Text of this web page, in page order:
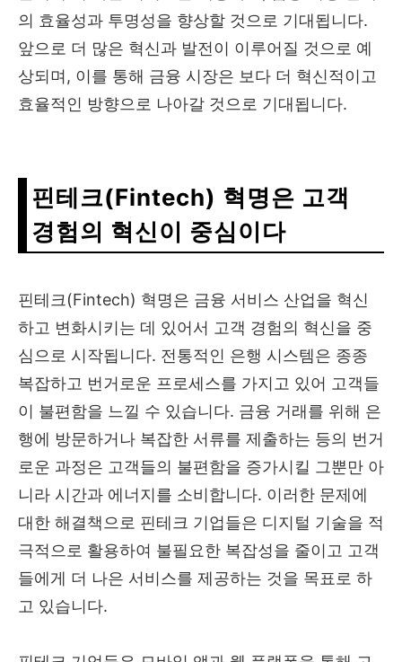
의 효율성과 투명성을 향상할 것으로 기대됩니다.
앞으로 더 많은 혁신과 발전이 이루어질 것으로 예
상되며, 이를 통해 금융 시장은 보다 더 혁신적이고
효율적인 방향으로 나아갈 것으로 기대됩니다.
핀테크(Fintech) 혁명은 고객
경험의 혁신이 중심이다
핀테크(Fintech) 혁명은 금융 서비스 산업을 혁신
하고 변화시키는 데 있어서 고객 경험의 혁신을 중
심으로 시작됩니다. 전통적인 은행 시스템은 종종
복잡하고 번거로운 프로세스를 가지고 있어 고객들
이 불편함을 느낄 수 있습니다. 금융 거래를 위해 은
행에 방문하거나 복잡한 서류를 제출하는 등의 번거
로운 과정은 고객들의 불편함을 증가시킬 그뿐만 아
니라 시간과 에너지를 소비합니다. 이러한 문제에
대한 해결책으로 핀테크 기업들은 디지털 기술을 적
극적으로 활용하여 불필요한 복잡성을 줄이고 고객
들에게 더 나은 서비스를 제공하는 것을 목표로 하
고 있습니다.